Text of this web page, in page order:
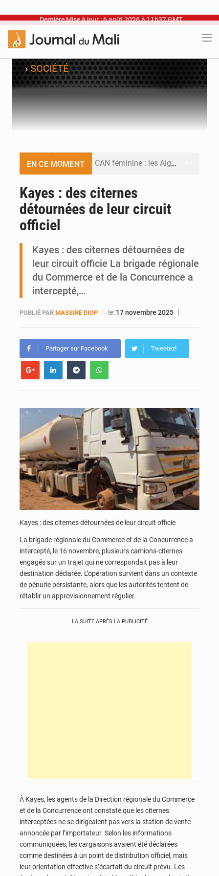
Dernière Mise à jour : 6 août 2026 à 11h37 GMT
›SOCIÉTÉ
EN CE MOMENT CAN féminine : les Aigles Dames se relancent
Hivernage : l’anticipation des crues à l’épreuve
Emploi des jeunes au Mali : des compétences encore difficiles à valoriser
Kayes : des citernes
détournées de leur circuit
officiel
Kayes : des citernes détournées de
leur circuit officie La brigade régionale
du Commerce et de la Concurrence a
intercepté,…
PUBLIÉ PAR MASSIRE DIOP le: 17 novembre 2025
Partager sur Facebook Tweetez!
Kayes : des citernes détournées de leur circuit officie
La brigade régionale du Commerce et de la Concurrence a
intercepté, le 16 novembre, plusieurs camions-citernes
engagés sur un trajet qui ne correspondait pas à leur
destination déclarée. L’opération survient dans un contexte
de pénurie persistante, alors que les autorités tentent de
rétablir un approvisionnement régulier.
LA SUITE APRÈS LA PUBLICITÉ
À Kayes, les agents de la Direction régionale du Commerce
et de la Concurrence ont constaté que les citernes
interceptées ne se dirigeaient pas vers la station de vente
annoncée par l’importateur. Selon les informations
communiquées, les cargaisons avaient été déclarées
comme destinées à un point de distribution officiel, mais
leur orientation effective s’écartait du circuit prévu. Les